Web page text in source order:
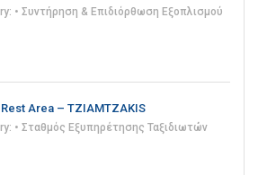
• Συντήρηση & Επιδιόρθωση Εξοπλισμού
Area – TZIAMTZAKIS
• Σταθμός Εξυπηρέτησης Ταξιδιωτών